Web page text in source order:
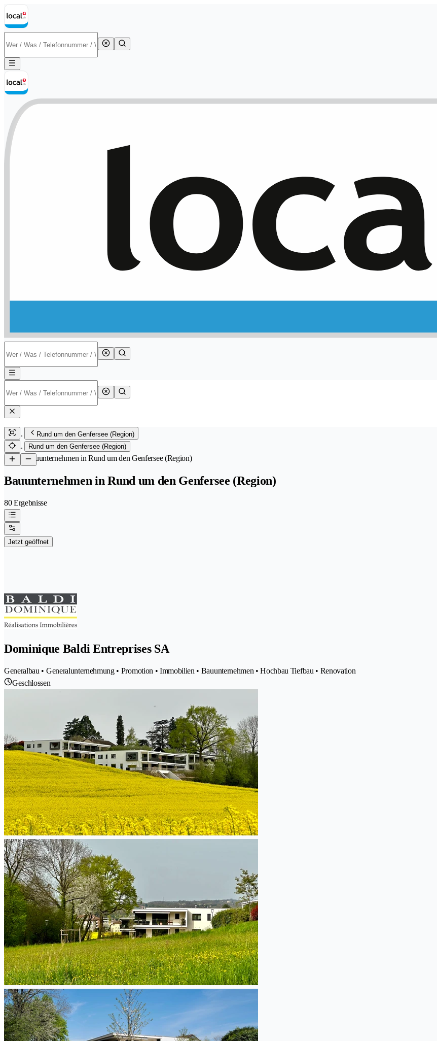
Rund um den Genfersee (Region)
Rund um den Genfersee (Region)
/Bauunternehmen in Rund um den Genfersee (Region)
Bauunternehmen in Rund um den Genfersee (Region)
80 Ergebnisse
Jetzt geöffnet
Dominique Baldi Entreprises SA
Generalbau • Generalunternehmung • Promotion • Immobilien • Bauunternehmen • Hochbau Tiefbau • Renovation
Geschlossen